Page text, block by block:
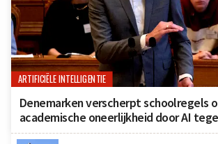
ARTIFICIËLE INTELLIGENTIE
Denemarken verscherpt schoolregels
academische oneerlijkheid door AI